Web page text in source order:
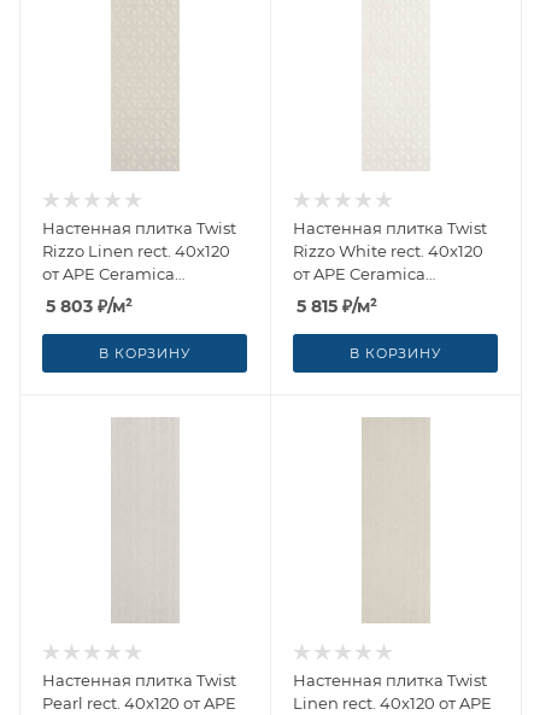
Настенная плитка Twist
Rizzo Linen rect. 40x120
от APE Ceramica
(Испания)
5 803 ₽/м²
В КОРЗИНУ
Настенная плитка Twist
Rizzo White rect. 40x120
от APE Ceramica
(Испания)
5 815 ₽/м²
В КОРЗИНУ
Настенная плитка Twist
Pearl rect. 40x120 от APE
Настенная плитка Twist
Linen rect. 40x120 от APE